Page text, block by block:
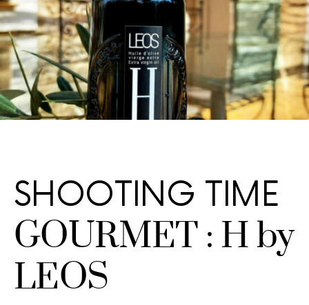
SHOOTING TIME
GOURMET : H by
LEOS